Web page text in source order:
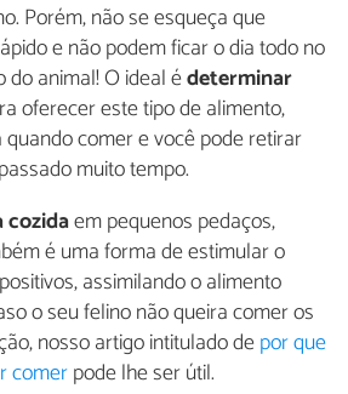
Porém, não se esqueça que
e não podem ficar o dia todo no
do animal! O ideal édeterminar
oferecer este tipo de alimento,
comer e você pode retirar
muito tempo.
cozidaem pequenos pedaços,
é uma forma de estimular o
assimilando o alimento
o seu felino não queira comer os
nosso artigo intitulado depor que
comerpode lhe ser útil.